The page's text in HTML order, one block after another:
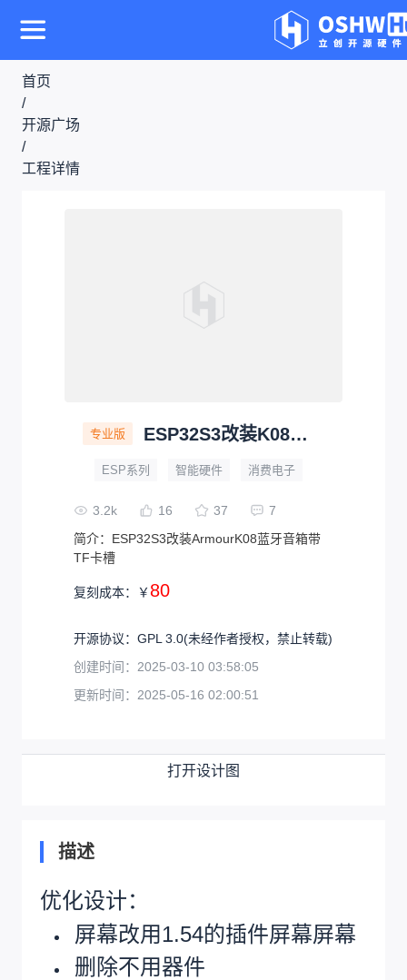
首页
/
开源广场
/
工程详情
专业版 ESP32S3改装K08音箱
ESP系列 智能硬件 消费电子
3.2k 16 37
7
简介： ESP32S3改装ArmourK08蓝牙音箱带
TF卡槽
复刻成本： ￥ 80
开源协议： GPL 3.0(未经作者授权，禁止转载)
创建时间： 2025-03-10 03:58:05
更新时间： 2025-05-16 02:00:51
打开设计图
描述
优化设计：
屏幕改用1.54的插件屏幕屏幕
删除不用器件